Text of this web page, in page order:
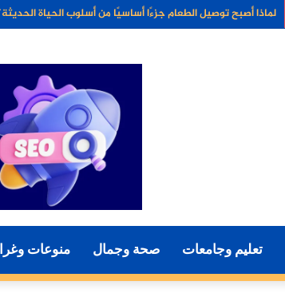
كيف تغير أدوات الذكاء الاصطناعي مستقبل التسويق الرقمي؟
تعليم وجامعات صحة وجمال منوعات